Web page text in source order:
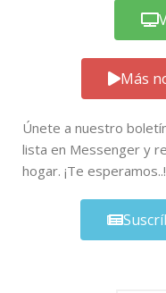
Más
Únete a nuestro
lista en Messenger y
hogar. ¡Te esperamos..!